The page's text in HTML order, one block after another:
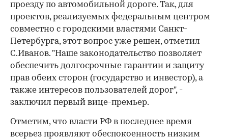
проезду по автомобильной дороге. Так, для
проектов, реализуемых федеральным центром
совместно с городскими властями Санкт-
Петербурга, этот вопрос уже решен, отметил
С.Иванов. "Наше законодательство позволяет
обеспечить долгосрочные гарантии и защиту
прав обеих сторон (государство и инвестор), а
также интересов пользователей дорог", -
заключил первый вице-премьер.
Отметим, что власти РФ в последнее время
всерьез проявляют обеспокоенность низким